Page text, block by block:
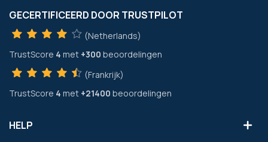
GECERTIFICEERD DOOR TRUSTPILOT
(Netherlands)
TrustScore 4 met +300 beoordelingen
(Frankrijk)
TrustScore 4 met +21400 beoordelingen
HELP